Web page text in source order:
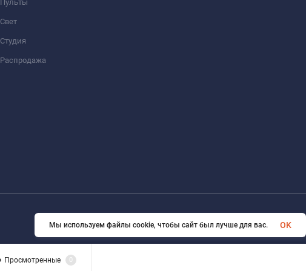
Пульты
Свет
Студия
Распродажа
Просмотренные 0
Мы используем файлы cookie, чтобы сайт был лучше для вас. OK